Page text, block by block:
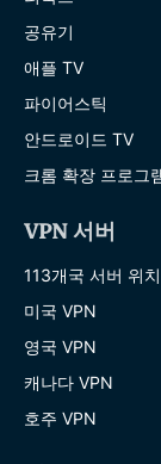
공유기
애플 TV
파이어스틱
안드로이드 TV
크롬 확장 프로그
VPN 서버
113개국 서버 위치
미국 VPN
영국 VPN
캐나다 VPN
호주 VPN